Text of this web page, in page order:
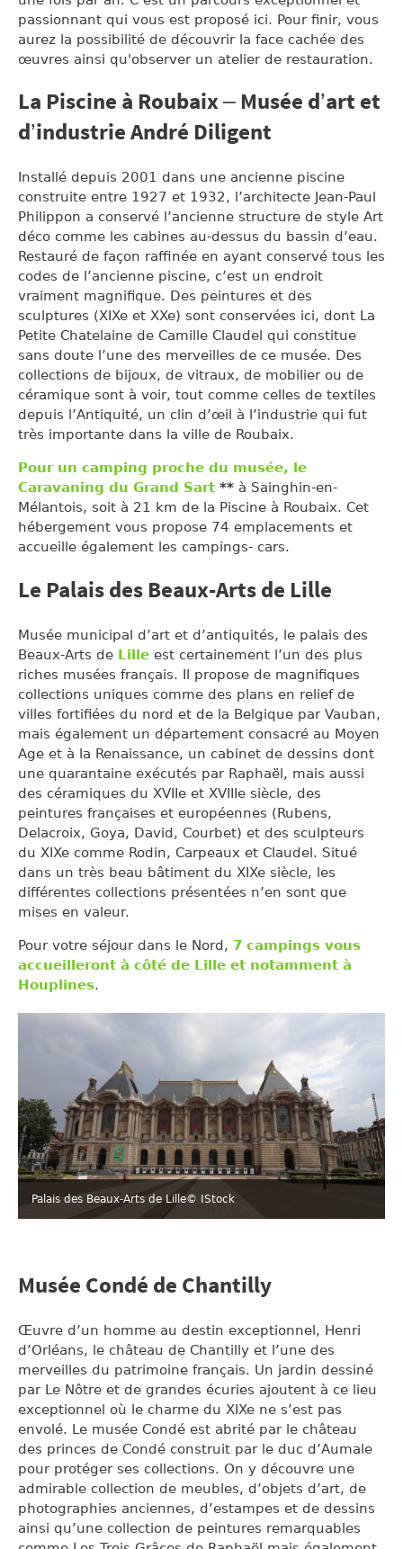
passionnant qui vous est proposé ici. Pour finir, vous
aurez la possibilité de découvrir la face cachée des
œuvres ainsi qu'observer un atelier de restauration.
La Piscine à Roubaix – Musée d’art et
d’industrie André Diligent
Installé depuis 2001 dans une ancienne piscine
construite entre 1927 et 1932, l’architecte Jean-Paul
Philippon a conservé l’ancienne structure de style Art
déco comme les cabines au-dessus du bassin d’eau.
Restauré de façon raffinée en ayant conservé tous les
codes de l’ancienne piscine, c’est un endroit
vraiment magnifique. Des peintures et des
sculptures (XIXe et XXe) sont conservées ici, dont La
Petite Chatelaine de Camille Claudel qui constitue
sans doute l’une des merveilles de ce musée. Des
collections de bijoux, de vitraux, de mobilier ou de
céramique sont à voir, tout comme celles de textiles
depuis l’Antiquité, un clin d’œil à l’industrie qui fut
très importante dans la ville de Roubaix.
Pour un camping proche du musée, le
Caravaning du Grand Sart ** à Sainghin-en-
Mélantois, soit à 21 km de la Piscine à Roubaix. Cet
hébergement vous propose 74 emplacements et
accueille également les campings- cars.
Le Palais des Beaux-Arts de Lille
Musée municipal d’art et d’antiquités, le palais des
Beaux-Arts de Lille est certainement l’un des plus
riches musées français. Il propose de magnifiques
collections uniques comme des plans en relief de
villes fortifiées du nord et de la Belgique par Vauban,
mais également un département consacré au Moyen
Age et à la Renaissance, un cabinet de dessins dont
une quarantaine exécutés par Raphaël, mais aussi
des céramiques du XVIIe et XVIIIe siècle, des
peintures françaises et européennes (Rubens,
Delacroix, Goya, David, Courbet) et des sculpteurs
du XIXe comme Rodin, Carpeaux et Claudel. Situé
dans un très beau bâtiment du XIXe siècle, les
différentes collections présentées n’en sont que
mises en valeur.
Pour votre séjour dans le Nord, 7 campings vous
accueilleront à côté de Lille et notamment à
Houplines.
Palais des Beaux-Arts de Lille© IStock
Musée Condé de Chantilly
Œuvre d’un homme au destin exceptionnel, Henri
d’Orléans, le château de Chantilly et l’une des
merveilles du patrimoine français. Un jardin dessiné
par Le Nôtre et de grandes écuries ajoutent à ce lieu
exceptionnel où le charme du XIXe ne s’est pas
envolé. Le musée Condé est abrité par le château
des princes de Condé construit par le duc d’Aumale
pour protéger ses collections. On y découvre une
admirable collection de meubles, d’objets d’art, de
photographies anciennes, d’estampes et de dessins
ainsi qu’une collection de peintures remarquables